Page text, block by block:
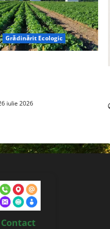
Grădinărit Ecologic
iulie 2026
Contact